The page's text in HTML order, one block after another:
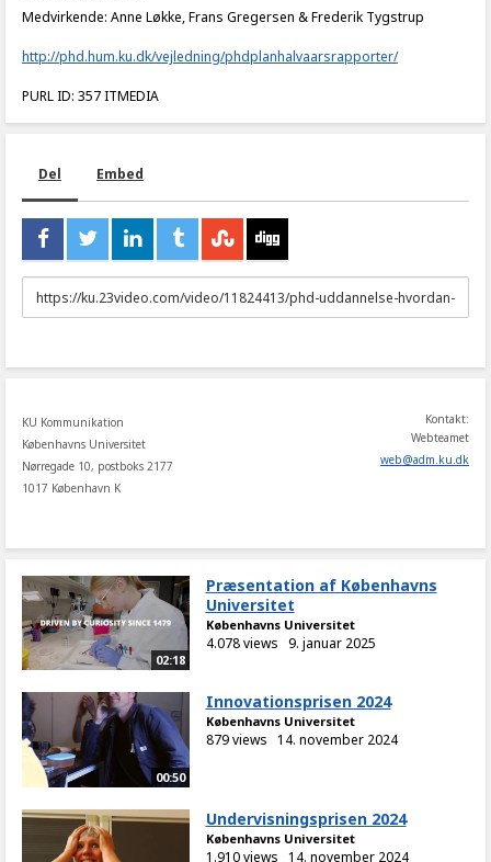
Medvirkende: Anne Løkke, Frans Gregersen & Frederik Tygstrup
http://phd.hum.ku.dk/vejledning/phdplanhalvaarsrapporter/
PURL ID: 357 ITMEDIA
Del Embed
URL
to
KU Kommunikation
Københavns Universitet
Nørregade 10, postboks 2177
1017 København K
Kontakt:
Webteamet
web@adm.ku.dk
02:18
Præsentation af Københavns
Universitet
Københavns Universitet
4.078 views 9. januar 2025
00:50
Innovationsprisen 2024
Københavns Universitet
879 views 14. november 2024
Undervisningsprisen 2024
Københavns Universitet
1.910 views 14. november 2024